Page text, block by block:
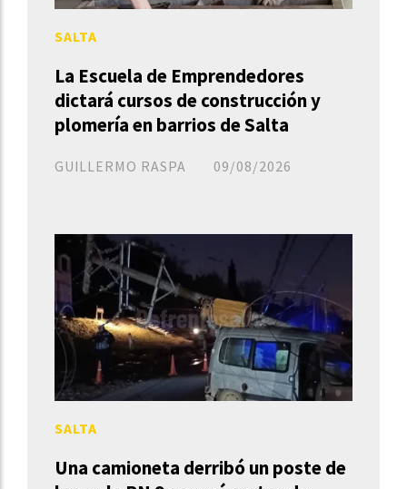
La Escuela de Emprendedores
dictará cursos de construcción y
plomería en barrios de Salta
GUILLERMO RASPA
SALTA
09/08/2026
Una camioneta derribó un poste de
SALTA